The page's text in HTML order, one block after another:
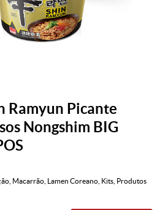
Ramyun Picante
Nongshim BIG
Macarrão Lamen Coreano Kits Produtos